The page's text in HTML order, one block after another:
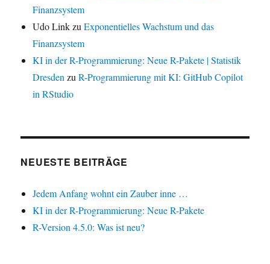
Finanzsystem
Udo LinkzuExponentielles Wachstum und das
Finanzsystem
KI in der R-Programmierung: Neue R-Pakete | Statistik
Dresden zuR-Programmierung mit KI: GitHub Copilot
in RStudio
NEUESTE BEITRÄGE
Jedem Anfang wohnt ein Zauber inne …
KI in der R-Programmierung: Neue R-Pakete
R-Version 4.5.0: Was ist neu?